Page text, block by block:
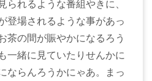
れるような番組やきに、
登場されるような事があっ
茶の間が賑やかになるろう
一緒に見ていたりせんかに
ならんろうかにゃあ。まっ